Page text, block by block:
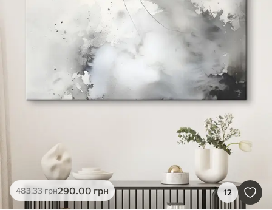
483.33грн290.00 грн 12